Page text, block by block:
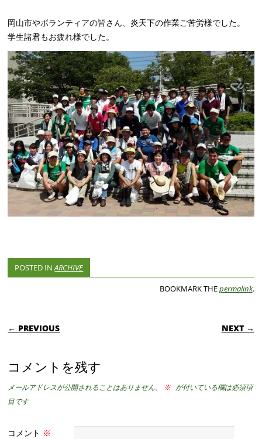
岡山市やボランティアの皆さん、炎天下の作業ご苦労様でした。
学生諸君もお疲れ様でした。
POSTED INARCHIVE
BOOKMARK THEpermalink.
POST NAVIGATION
← PREVIOUS NEXT →
コメントを残す
メールアドレスが公開されることはありません。 ※ が付いている欄は必須項
目です
コメント ※